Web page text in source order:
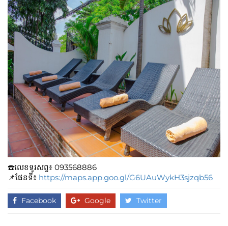
☎️លេខទូរសព្ទ៖​​ 093568886
📌ផែនទី៖ https://maps.app.goo.gl/G6UAuWykH3sjzqb56
Facebook Google Twitter